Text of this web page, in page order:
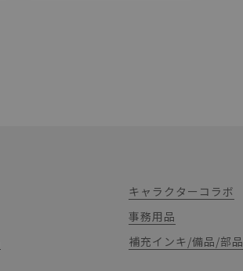
キャラクターコラボ
事務用品
補充インキ/備品/部品